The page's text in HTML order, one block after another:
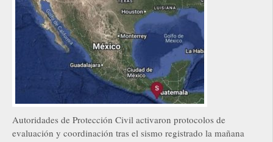
Autoridades de Protección Civil activaron protocolos de
evaluación y coordinación tras el sismo registrado la mañana